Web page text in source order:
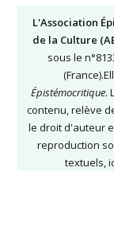
L'Association
de la Culture
sous le
Épistémocritique.
contenu, relève
le droit d'auteur
reproduction
textuels,